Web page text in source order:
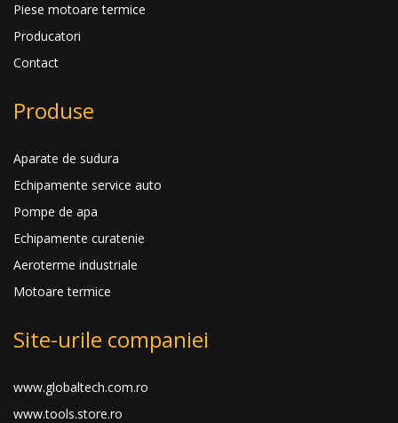
Piese motoare termice
Producatori
Contact
Produse
Aparate de sudura
Echipamente service auto
Pompe de apa
Echipamente curatenie
Aeroterme industriale
Motoare termice
Site-urile companiei
www.globaltech.com.ro
www.tools.store.ro